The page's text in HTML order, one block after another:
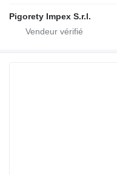
Pigorety Impex S.r.l.